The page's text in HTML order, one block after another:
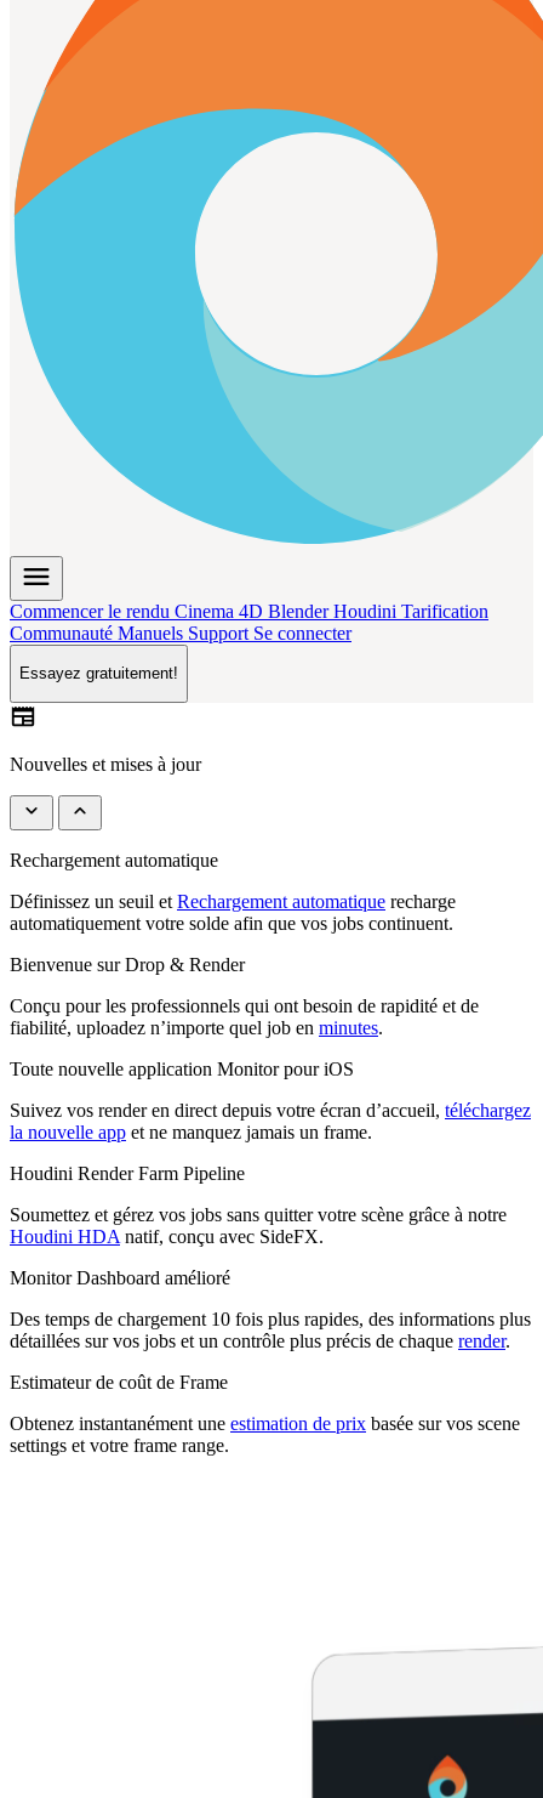
menu
Commencer le rendu Cinema 4D BlenderHoudini Tarification
Communauté Manuels Support Se connecter
Essayez gratuitement!
newspaper
Nouvelles et mises à jour
keyboard_arrow_down keyboard_arrow_up
Houdini Render Farm Pipeline
Soumettez et gérez vos jobs sans quitter votre scène grâce à notre
Houdini HDAnatif, conçu avec SideFX.
Monitor Dashboard amélioré
Des temps de chargement 10 fois plus rapides, des informations plus
détaillées sur vos jobs et un contrôle plus précis de chaque
Estimateur de coût de Frame
Obtenez instantanément uneestimation de prix basée sur vos scene
settings et votre frame range.
Rechargement automatique
Définissez un seuil etRechargement automatiquerecharge
automatiquement votre solde afin que vos jobs continuent.
Bienvenue sur Drop & Render
Conçu pour les professionnels qui ont besoin de rapidité et de
fiabilité, uploadez n’importe quel job enminutes.
Toute nouvelle application Monitor pour iOS
Suivez vos render en direct depuis votre écran d’accueil,téléchargez
la nouvelle appet ne manquez jamais un frame.